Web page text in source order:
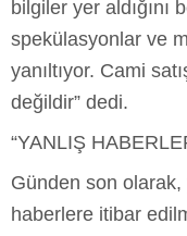
bilgiler yer aldığını
spekülasyonlar ve
yanıltıyor. Cami
değildir” dedi.
“YANLIŞ
Günden son olarak,
haberlere itibar